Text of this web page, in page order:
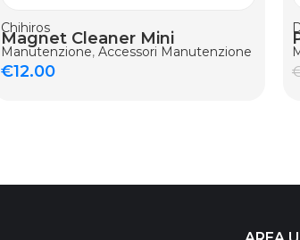
Chihiros
Magnet Cleaner Mini
Manutenzione, Accessori Manutenzione
€12.00